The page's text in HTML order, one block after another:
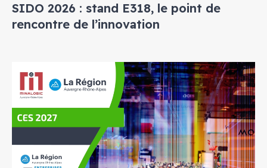
SIDO 2026 : stand E318, le point de
rencontre de l’innovation